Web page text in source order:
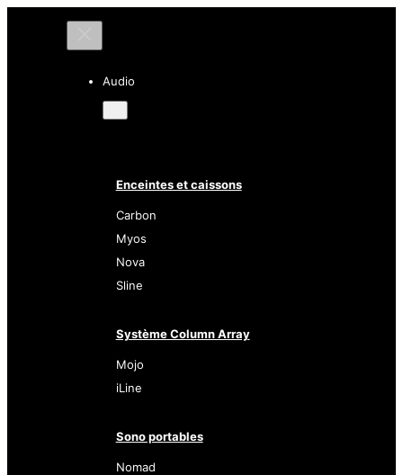
Audio
Enceintes et caissons
Carbon
Myos
Nova
Sline
Système Column Array
Mojo
iLine
Sono portables
Nomad